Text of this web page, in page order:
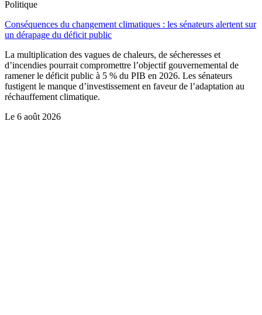
Politique
Conséquences du changement climatiques : les sénateurs alertent sur
un dérapage du déficit public
La multiplication des vagues de chaleurs, de sécheresses et
d’incendies pourrait compromettre l’objectif gouvernemental de
ramener le déficit public à 5 % du PIB en 2026. Les sénateurs
fustigent le manque d’investissement en faveur de l’adaptation au
réchauffement climatique.
Le 6 août 2026